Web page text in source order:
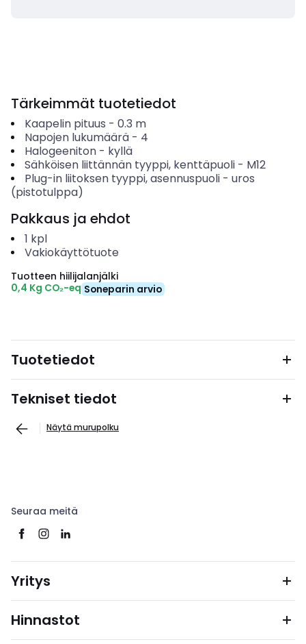
Tärkeimmät tuotetiedot
Kaapelin pituus - 0.3 m
Napojen lukumäärä- 4
Halogeeniton- kyllä
Sähköisen liittännän tyyppi, kenttäpuoli- M12
Plug-in liitoksen tyyppi, asennuspuoli- uros
(pistotulppa)
Pakkaus ja ehdot
1 kpl
Vakiokäyttötuote
Tuotteen hiilijalanjälki
0,4 Kg CO₂-eq Soneparin arvio
Tuotetiedot
Tekniset tiedot
Näytä murupolku
Seuraa meitä
Yritys
Hinnastot